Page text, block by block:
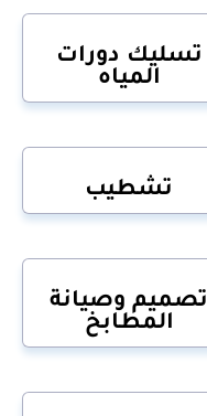
تسليك دورات
المياه
تشطيب
تصميم وصيانة
المطابخ